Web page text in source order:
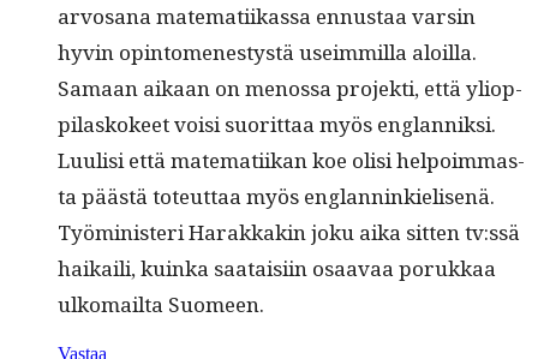
arvosana matem­ati­ikas­sa ennus­taa varsin
hyvin opin­tomen­estys­tä useim­mil­la aloil­la.
Samaan aikaan on menos­sa pro­jek­ti, että yliop­
pi­lasko­keet voisi suorit­taa myös englan­niksi.
Luulisi että matem­ati­ikan koe olisi helpoim­mas­
ta päästä toteut­taa myös englan­ninkielisenä.
Työmin­is­teri Harakkakin joku aika sit­ten tv:ssä
haikaili, kuin­ka saataisi­in osaavaa porukkaa
ulko­mail­ta Suomeen.
Vastaa